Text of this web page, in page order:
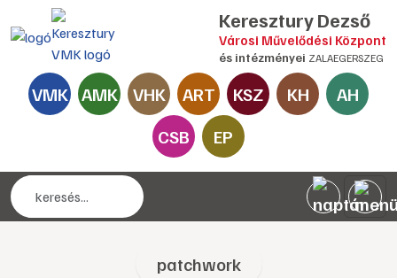
Keresztury Dezső
Városi Művelődési Központ
és intézményei ZALAEGERSZEG
VMK AMK VHK ART KSZ KH
AH
CSB
EP
patchwork